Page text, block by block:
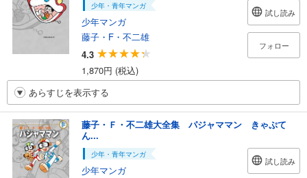
少年・青年マンガ
少年マンガ
藤子・F・不二雄
4.3
1,870円 (税込)
試し読み
フォロー
あらすじを表示する
藤子・Ｆ・不二雄大全集 パジャママン きゃぷて
ん...
少年・青年マンガ
少年マンガ
試し読み